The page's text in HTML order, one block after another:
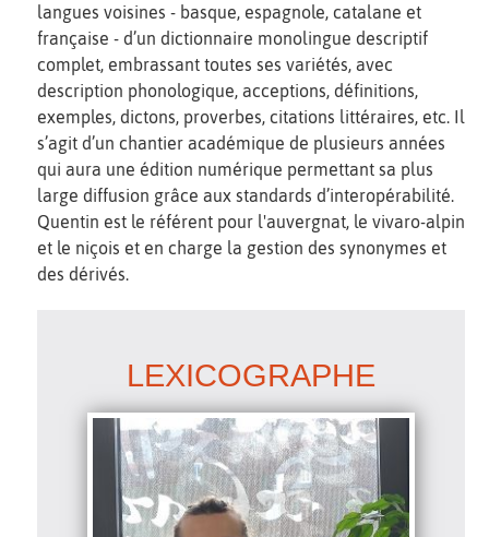
langues voisines - basque, espagnole, catalane et
française - d’un dictionnaire monolingue descriptif
complet, embrassant toutes ses variétés, avec
description phonologique, acceptions, définitions,
exemples, dictons, proverbes, citations littéraires, etc. Il
s’agit d’un chantier académique de plusieurs années
qui aura une édition numérique permettant sa plus
large diffusion grâce aux standards d’interopérabilité.
Quentin est le référent pour l'auvergnat, le vivaro-alpin
et le niçois et en charge la gestion des synonymes et
des dérivés.
LEXICOGRAPHE